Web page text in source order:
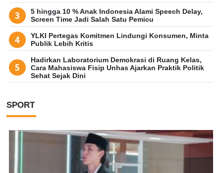
5 hingga 10 % Anak Indonesia Alami Speech Delay,
Screen Time Jadi Salah Satu Pemicu
YLKI Pertegas Komitmen Lindungi Konsumen, Minta
Publik Lebih Kritis
Hadirkan Laboratorium Demokrasi di Ruang Kelas,
Cara Mahasiswa Fisip Unhas Ajarkan Praktik Politik
Sehat Sejak Dini
SPORT